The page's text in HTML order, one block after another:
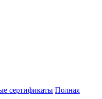
сертификаты Полная